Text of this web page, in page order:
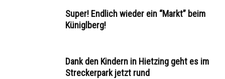
Super! Endlich wieder ein “Markt” beim
Küniglberg!
Dank den Kindern in Hietzing geht es im
Streckerpark jetzt rund